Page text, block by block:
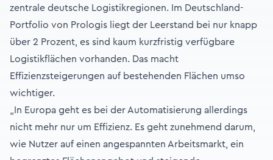
zentrale deutsche Logistikregionen. Im Deutschland-
Portfolio von Prologis liegt der Leerstand bei nur knapp
über 2 Prozent, es sind kaum kurzfristig verfügbare
Logistikflächen vorhanden. Das macht
Effizienzsteigerungen auf bestehenden Flächen umso
wichtiger.
„In Europa geht es bei der Automatisierung allerdings
nicht mehr nur um Effizienz. Es geht zunehmend darum,
wie Nutzer auf einen angespannten Arbeitsmarkt, ein